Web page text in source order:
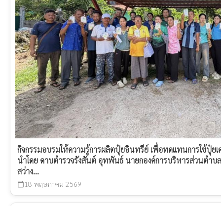
กิจกรรมอบรมให้ความรู้การผลิตปุ๋ยอินทรีย์ เพื่อทดแทนการใช้ปุ๋
นำโดย ดาบตำรวจรังสันต์ อุทพันธ์ นายกองค์การบริหารส่วนตำ
สว่าง...
calendar_today 18 พฤษภาคม 2569